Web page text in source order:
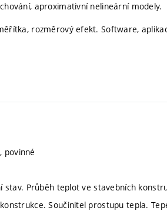
aproximativní nelineární modely.
rozměrový efekt. Software,
povinné
stav. Průběh teplot ve stavebních
Součinitel prostupu tepla.